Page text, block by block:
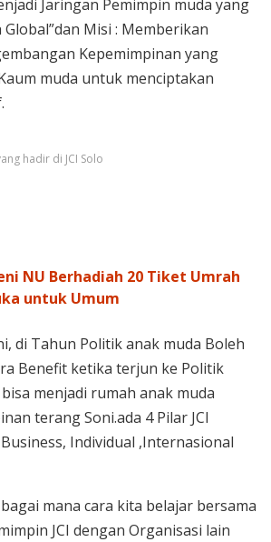
Jaringan Pemimpin muda yang
Misi : Memberikan
Kepemimpinan yang
muda untuk menciptakan
hadir di JCI Solo
NU Berhadiah 20 Tiket Umrah
untuk Umum
di Tahun Politik anak muda Boleh
Benefit ketika terjun ke Politik
menjadi rumah anak muda
terang Soni.ada 4 Pilar JCI
Individual ,Internasional
mana cara kita belajar bersama
JCI dengan Organisasi lain